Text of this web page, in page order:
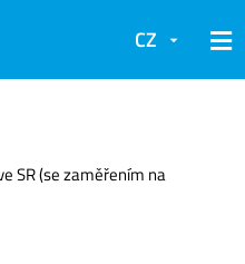
CZ
SR (se zaměřením na